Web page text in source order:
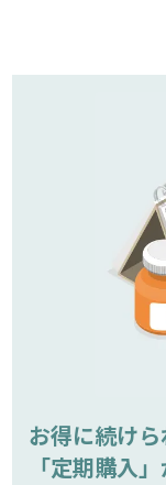
お得に続けら
「定期購入